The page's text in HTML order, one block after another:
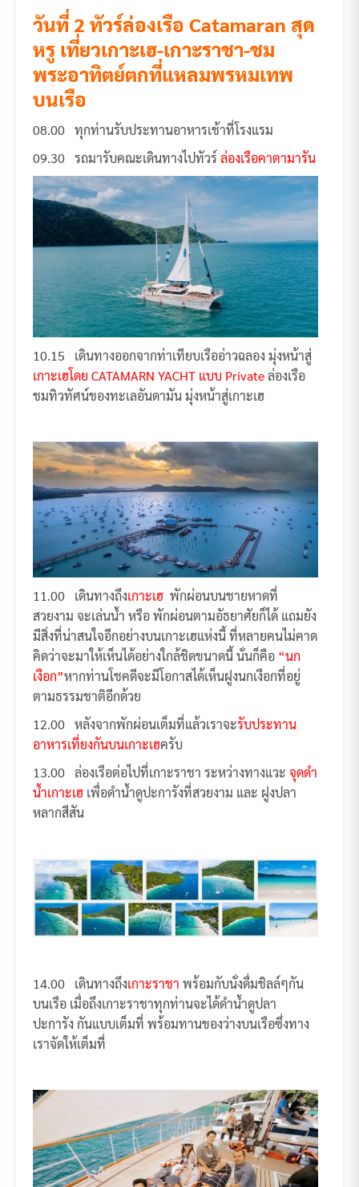
วันที่ 2 ทัวร์ล่องเรือ Catamaran สุด
หรู เที่ยวเกาะเฮ-เกาะราชา-ชม
พระอาทิตย์ตกที่แหลมพรหมเทพ
บนเรือ
08.00 ทุกท่านรับประทานอาหารเช้าที่โรงแรม
09.30 รถมารับคณะเดินทางไปทัวร์ ล่องเรือคาตามารัน
10.15 เดินทางออกจากท่าเทียบเรืออ่าวฉลอง มุ่งหน้าสู่
เกาะเฮโดย CATAMARN YACHT แบบ Privateล่องเรือ
ชมทิวทัศน์ของทะเลอันดามัน มุ่งหน้าสู่เกาะเฮ
11.00 เดินทางถึงเกาะเฮ พักผ่อนบนชายหาดที่
สวยงาม จะเล่นน้ำ หรือ พักผ่อนตามอัธยาศัยก็ได้ แถมยัง
มีสิ่งที่น่าสนใจอีกอย่างบนเกาะเฮแห่งนี้ ที่หลายคนไม่คาด
คิดว่าจะมาให้เห็นได้อย่างใกล้ชิดขนาดนี้ นั่นก็คือ “นก
เงือก”หากท่านโชคดีจะมีโอกาสได้เห็นฝูงนกเงือกที่อยู่
ตามธรรมชาติอีกด้วย
12.00 หลังจากพักผ่อนเต็มที่แล้วเราจะรับประทาน
อาหารเที่ยงกันบนเกาะเฮครับ
13.00 ล่องเรือต่อไปที่เกาะราชา ระหว่างทางแวะ จุดดำ
น้ำเกาะเฮ เพื่อดำน้ำดูปะการังที่สวยงาม และ ฝูงปลา
หลากสีสัน
14.00 เดินทางถึงเกาะราชา พร้อมกับนั่งดื่มชิลล์ๆกัน
บนเรือ เมื่อถึงเกาะราชาทุกท่านจะได้ดำน้ำดูปลา
ปะการัง กันแบบเต็มที่ พร้อมทานของว่างบนเรือซึ่งทาง
เราจัดให้เต็มที่